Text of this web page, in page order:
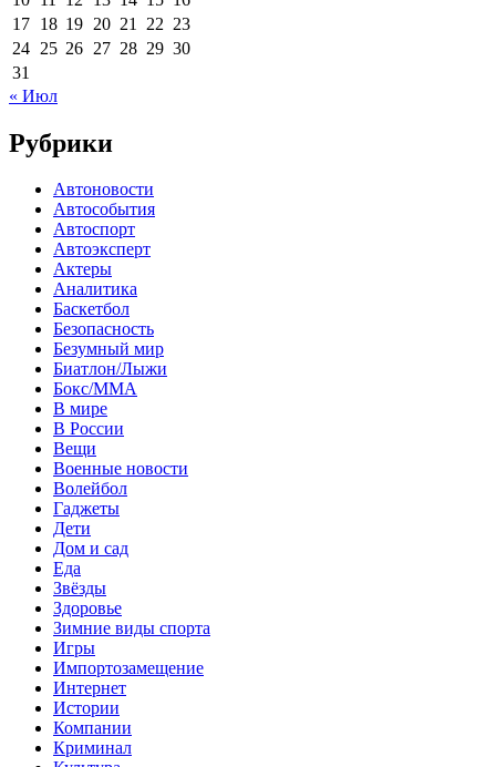
17 18 19 20 21 22 23
24 25 26 27 28 29 30
31
« Июл
Рубрики
Автоновости
Автособытия
Автоспорт
Автоэксперт
Актеры
Аналитика
Баскетбол
Безопасность
Безумный мир
Биатлон/Лыжи
Бокс/MMA
В мире
В России
Вещи
Военные новости
Волейбол
Гаджеты
Дети
Дом и сад
Еда
Звёзды
Здоровье
Зимние виды спорта
Игры
Импортозамещение
Интернет
Истории
Компании
Криминал